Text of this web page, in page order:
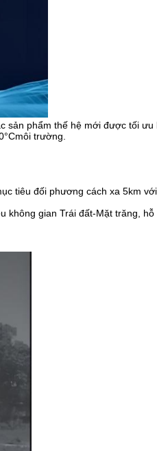
sản phẩm thế hệ mới được tối ưu
°Cmôi trường.
tiêu đối phương cách xa 5km
không gian Trái đất-Mặt trăng,